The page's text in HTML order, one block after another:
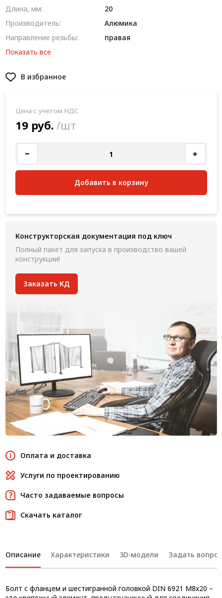
Длина, мм:
20
Производитель:
Алюмика
Направление резьбы:
правая
Показать все
В избранное
Цена с учетом НДС
19 руб. /шт
Добавить в корзину
Конструкторская документация под ключ
Полный пакет для запуска в производство вашей
конструкции!
Заказать КД
Оплата и доставка
Услуги по проектированию
Часто задаваемые вопросы
Скачать каталог
Описание Характеристики 3D-модели Задать
Болт с фланцем и шестигранной головкой DIN 6921 М8х20 –